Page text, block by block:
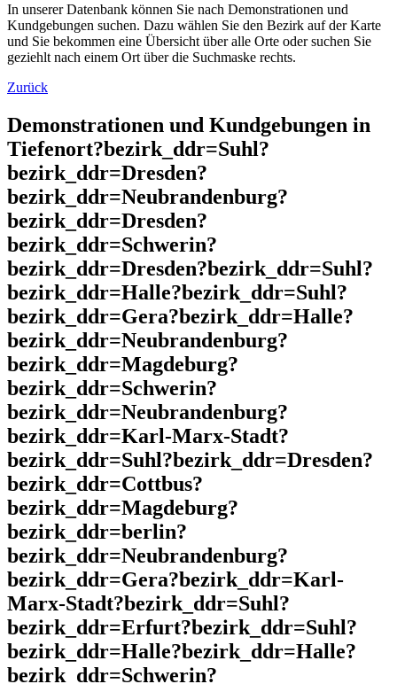
In unserer Datenbank können Sie nach Demonstrationen und
Kundgebungen suchen. Dazu wählen Sie den Bezirk auf der Karte
und Sie bekommen eine Übersicht über alle Orte oder suchen Sie
geziehlt nach einem Ort über die Suchmaske rechts.
Zurück
Demonstrationen und Kundgebungen in
Tiefenort?bezirk_ddr=Suhl?
bezirk_ddr=Dresden?
bezirk_ddr=Neubrandenburg?
bezirk_ddr=Dresden?
bezirk_ddr=Schwerin?
bezirk_ddr=Dresden?bezirk_ddr=Suhl?
bezirk_ddr=Halle?bezirk_ddr=Suhl?
bezirk_ddr=Gera?bezirk_ddr=Halle?
bezirk_ddr=Neubrandenburg?
bezirk_ddr=Magdeburg?
bezirk_ddr=Schwerin?
bezirk_ddr=Neubrandenburg?
bezirk_ddr=Karl-Marx-Stadt?
bezirk_ddr=Suhl?bezirk_ddr=Dresden?
bezirk_ddr=Cottbus?
bezirk_ddr=Magdeburg?
bezirk_ddr=berlin?
bezirk_ddr=Neubrandenburg?
bezirk_ddr=Gera?bezirk_ddr=Karl-
Marx-Stadt?bezirk_ddr=Suhl?
bezirk_ddr=Erfurt?bezirk_ddr=Suhl?
bezirk_ddr=Halle?bezirk_ddr=Halle?
bezirk_ddr=Schwerin?